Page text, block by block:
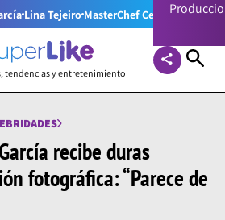
Lina Tejeiro MasterChef Celebrity
tendencias y entretenimiento
recibe duras
fotográfica: “Parece de